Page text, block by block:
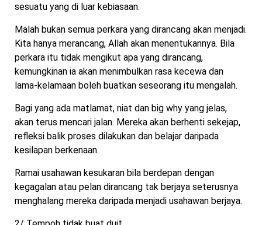
sesuatu yang di luar kebiasaan.
Malah bukan semua perkara yang dirancang akan menjadi.
Kita hanya merancang, Allah akan menentukannya. Bila
perkara itu tidak mengikut apa yang dirancang,
kemungkinan ia akan menimbulkan rasa kecewa dan
lama-kelamaan boleh buatkan seseorang itu mengalah.
Bagi yang ada matlamat, niat dan big why yang jelas,
akan terus mencari jalan. Mereka akan berhenti sekejap,
refleksi balik proses dilakukan dan belajar daripada
kesilapan berkenaan.
Ramai usahawan kesukaran bila berdepan dengan
kegagalan atau pelan dirancang tak berjaya seterusnya
menghalang mereka daripada menjadi usahawan berjaya.